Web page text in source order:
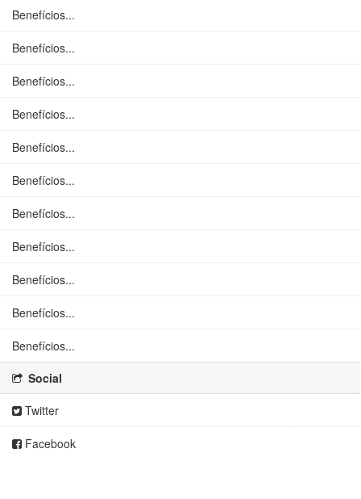
Benefícios...
Benefícios...
Benefícios...
Benefícios...
Benefícios...
Benefícios...
Benefícios...
Benefícios...
Benefícios...
Benefícios...
Benefícios...
Social
Twitter
Facebook